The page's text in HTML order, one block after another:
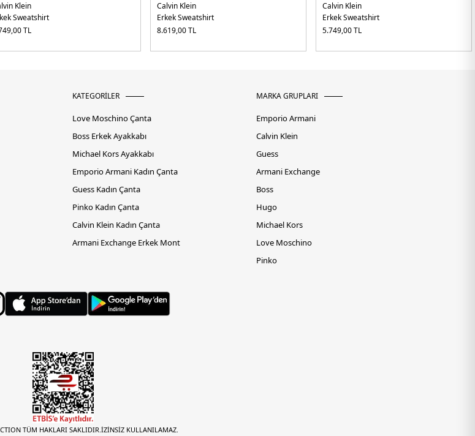
Klein
Sweatshirt
TL
Calvin Klein
Erkek Sweatshirt
8.619,00TL
Calvin Klein
Erkek Sweatshirt
5.749,00TL
KATEGORİLER
Love Moschino Çanta
Boss Erkek Ayakkabı
Michael Kors Ayakkabı
Emporio Armani Kadın Çanta
Guess Kadın Çanta
Pinko Kadın Çanta
Calvin Klein Kadın Çanta
Armani Exchange Erkek Mont
MARKA GRUPLARI
Emporio Armani
Calvin Klein
Guess
Armani Exchange
Boss
Hugo
Michael Kors
Love Moschino
Pinko
TÜM HAKLARI SAKLIDIR.İZİNSİZ KULLANILAMAZ.